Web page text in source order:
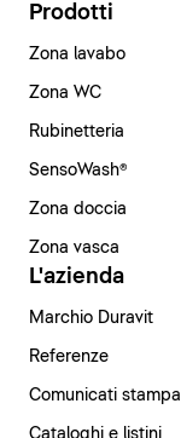
Prodotti
Zona lavabo
Zona WC
Rubinetteria
SensoWash®
Zona doccia
Zona vasca
L'azienda
Marchio Duravit
Referenze
Comunicati stampa
Cataloghi e listini